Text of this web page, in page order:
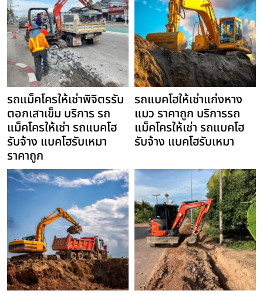
รถแม็คโครให้เช่าพิจิตรรับ
ตอกเสาเข็ม บริการ รถ
แม็คโครให้เช่า รถแบคโฮ
รับจ้าง แบคโฮรับเหมา
ราคาถูก
รถแบคโฮให้เช่าแก่งหาง
แมว ราคาถูก บริการรถ
แม็คโครให้เช่า รถแบคโฮ
รับจ้าง แบคโฮรับเหมา